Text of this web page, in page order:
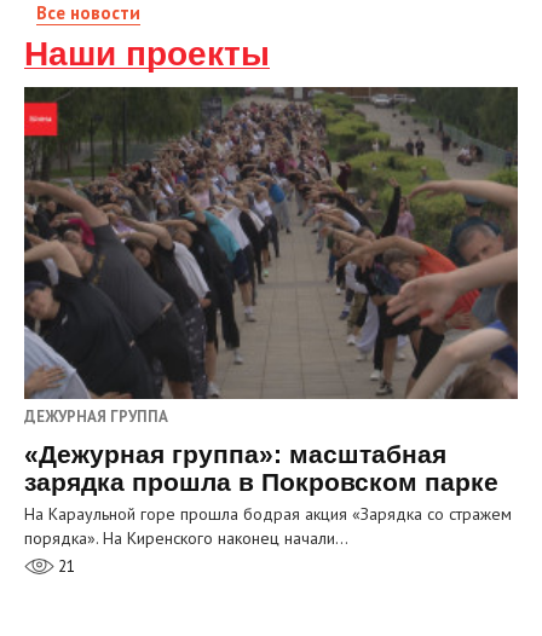
Все новости
Наши проекты
ДЕЖУРНАЯ ГРУППА
«Дежурная группа»: масштабная
зарядка прошла в Покровском парке
На Караульной горе прошла бодрая акция «Зарядка со стражем
порядка». На Киренского наконец начали…
21